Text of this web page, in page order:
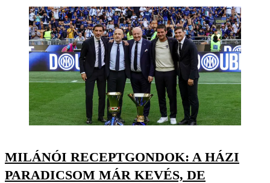
MILÁNÓI RECEPTGONDOK: A HÁZI
PARADICSOM MÁR KEVÉS, DE